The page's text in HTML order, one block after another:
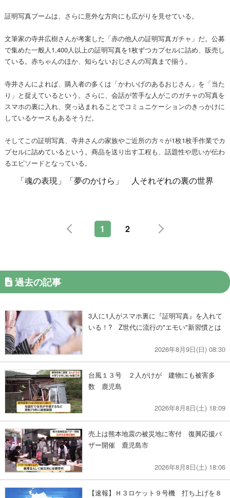
証明写真ブームは、さらに意外な方向にも広がりを見せている。
文筆家の寺井広樹さんが考案した「赤の他人の証明写真ガチャ」だ。公募
で集めた一般人1,400人以上の証明写真を1枚ずつカプセルに詰め、販売し
ている。赤ちゃんのほか、知らないおじさんの写真まで揃う。
寺井さんによれば、購入者の多くは「かわいげのあるおじさん」を「当た
り」と捉えているという。さらに、会話が苦手な人がこのガチャの写真を
スマホの裏に入れ、突っ込まれることでコミュニケーションのきっかけに
しているケースもあるそうだ。
そしてこの証明写真、寺井さんの家族やご近所の方々が1枚1枚手作業でカ
プセルに詰めているという。商品を送り出す工程も、話題性や思いが伝わ
るエピソードとなっている。
「魂の表現」「夢のかけら」 人それぞれの裏の世界
1 2
過去の記事
3人に1人がスマホ裏に『証明写真』を入れて
いる！? Z世代に流行の"エモい"新習慣とは
2026年8月9日(日) 08:30
台風１３号 ２人がけが 建物にも被害多
数 鹿児島
2026年8月8日(土) 18:09
売上は熊本地震の被災地に寄付 復興応援バ
ザー開催 鹿児島市
2026年8月8日(土) 18:06
【速報】Ｈ３ロケット９号機 打ち上げを８